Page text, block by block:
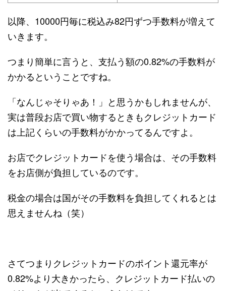
以降、10000円毎に税込み82円ずつ手数料が増えて
いきます。
つまり簡単に言うと、支払う額の0.82%の手数料が
かかるということですね。
「なんじゃそりゃあ！」と思うかもしれませんが、
実は普段お店で買い物するときもクレジットカード
は上記くらいの手数料がかかってるんですよ。
お店でクレジットカードを使う場合は、その手数料
をお店側が負担しているのです。
税金の場合は国がその手数料を負担してくれるとは
思えませんね（笑）
さてつまりクレジットカードのポイント還元率が
0.82%より大きかったら、クレジットカード払いの